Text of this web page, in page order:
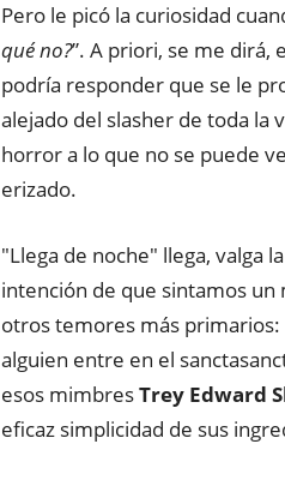
Pero le picó la curiosidad
qué no?”. A priori, se me dirá,
podría responder que se le
alejado del slasher de toda la
horror a lo que no se puede
erizado.
"Llega de noche" llega, valga
intención de que sintamos
otros temores más
alguien entre en el
esos mimbresTrey Edward
eficaz simplicidad de sus